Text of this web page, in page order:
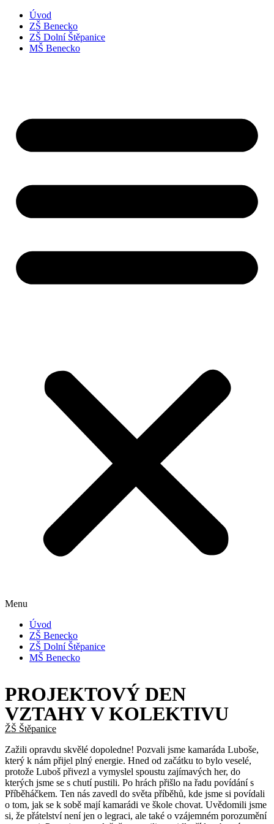
Úvod
ZŠ Benecko
ZŠ Dolní Štěpanice
MŠ Benecko
Menu
Úvod
ZŠ Benecko
ZŠ Dolní Štěpanice
MŠ Benecko
PROJEKTOVÝ DEN
VZTAHY V KOLEKTIVU
ŽŠ Štěpanice
Zažili opravdu skvělé dopoledne! Pozvali jsme kamaráda Luboše,
který k nám přijel plný energie. Hned od začátku to bylo veselé,
protože Luboš přivezl a vymyslel spoustu zajímavých her, do
kterých jsme se s chutí pustili. Po hrách přišlo na řadu povídání s
Příběháčkem. Ten nás zavedl do světa příběhů, kde jsme si povídali
o tom, jak se k sobě mají kamarádi ve škole chovat. Uvědomili jsme
si, že přátelství není jen o legraci, ale také o vzájemném porozumění